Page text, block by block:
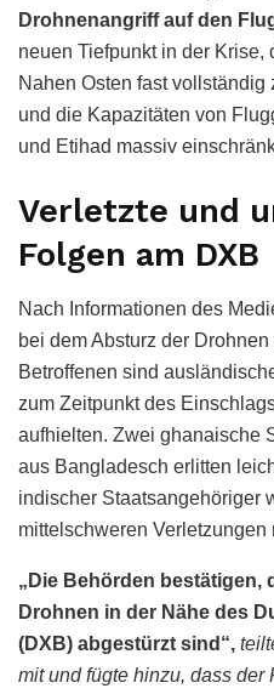
Drohnenangriff auf den
neuen Tiefpunkt in der Krise,
Nahen Osten fast
und die Kapazitäten von
und Etihad massiv
Verletzte und
Folgen am DXB
Nach Informationen des
bei dem Absturz der
Betroffenen sind
zum Zeitpunkt des
aufhielten. Zwei ghanaische
aus Bangladesch erlitten
indischer Staatsangehöriger
mittelschweren Verletzungen
„Die Behörden bestätigen,
Drohnen in der Nähe des
(DXB) abgestürzt sind“,
mit und fügte hinzu, dass der